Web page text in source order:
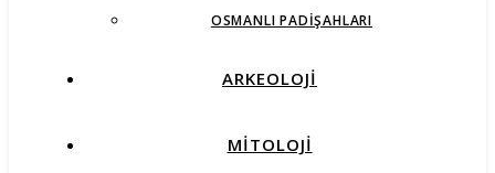
OSMANLI PADIŞAHLARI
ARKEOLOJİ
MİTOLOJİ